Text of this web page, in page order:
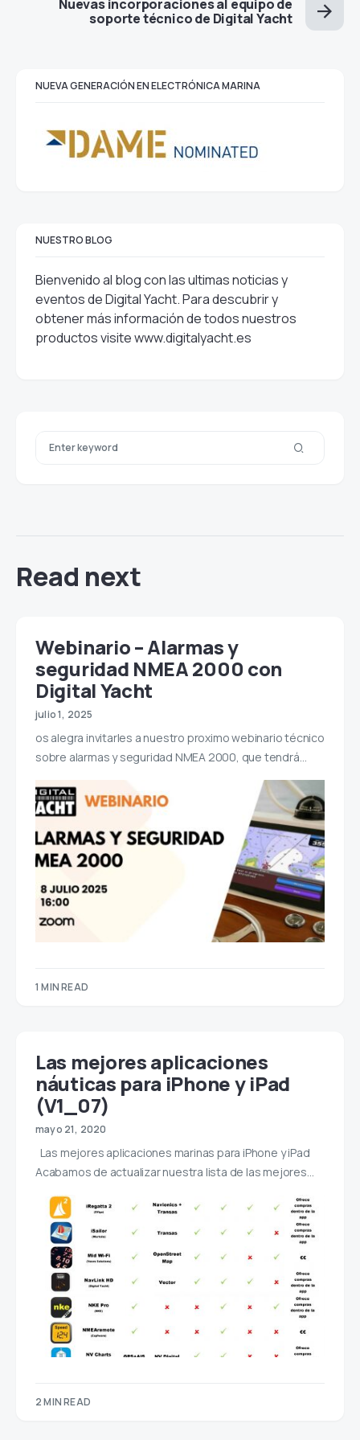
Nuevas incorporaciones al equipo de
soporte técnico de Digital Yacht
NUEVA GENERACIÓN EN ELECTRÓNICA MARINA
NUESTRO BLOG
Bienvenido al blog con las ultimas noticias y
eventos de Digital Yacht. Para descubrir y
obtener más información de todos nuestros
productos visitewww.digitalyacht.es
Read next
Webinario – Alarmas y
seguridad NMEA 2000 con
Digital Yacht
julio 1, 2025
os alegra invitarles a nuestro proximo webinario técnico
sobre alarmas y seguridad NMEA 2000, que tendrá…
1 MIN READ
Las mejores aplicaciones
náuticas para iPhone y iPad
(V1_07)
mayo 21, 2020
Las mejores aplicaciones marinas para iPhone y iPad
Acabamos de actualizar nuestra lista de las mejores…
2 MIN READ